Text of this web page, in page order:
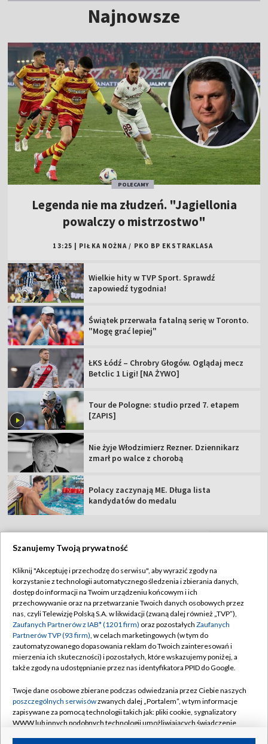
Najnowsze
POLECAMY
Legenda nie ma złudzeń. "Jagiellonia
powalczy o mistrzostwo"
13:25 PIŁKA NOŻNA / PKO BP EKSTRAKLASA
Wielkie hity w TVP Sport. Sprawdź
zapowiedź tygodnia!
Świątek przerwała fatalną serię w Toronto.
"Mogę grać lepiej"
ŁKS Łódź – Chrobry Głogów. Oglądaj mecz
Betclic 1 Ligi! [NA ŻYWO]
Tour de Pologne: studio przed 7. etapem
[ZAPIS]
Nie żyje Włodzimierz Rezner. Dziennikarz
zmarł po walce z chorobą
Polacy zaczynają ME. Długa lista
kandydatów do medalu
Abonament TVP
Sklep TVP
Biuro Reklamy
Oferta Handlowa
Telegazeta ogłoszenia
Rada Programowa
Ogłoszenia przetargowe
Akademia Telewizyjna
Regulamin TVP
Polityka prywatności
Moje zgody
Biuro reklamy
Kontakt
Kanały
©2026 Telewizja Polska Spółka Akcyjna w likwidacji
Szanujemy Twoją prywatność
Kliknij "Akceptuję i przechodzę do serwisu", aby wyrazić zgody na
korzystanie z technologii automatycznego śledzenia i zbierania danych,
dostęp do informacji na Twoim urządzeniu końcowym i ich
przechowywanie oraz na przetwarzanie Twoich danych osobowych przez
nas, czyli Telewizję Polską S.A. w likwidacji (zwaną dalej również „TVP”),
Zaufanych Partnerów z IAB* (1201 firm) oraz pozostałych Zaufanych
Partnerów TVP (93 firm), w celach marketingowych (w tym do
zautomatyzowanego dopasowania reklam do Twoich zainteresowań i
mierzenia ich skuteczności) i pozostałych, które wskazujemy poniżej, a
także zgody na udostępnianie przez nas identyfikatora PPID do Google.
Twoje dane osobowe zbierane podczas odwiedzania przez Ciebie naszych
poszczególnych serwisówzwanych dalej „Portalem”, w tym informacje
zapisywane za pomocą technologii takich jak: pliki cookie, sygnalizatory
WWW lub innych podobnych technologii umożliwiających świadczenie